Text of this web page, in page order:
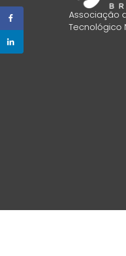
Associação
Tecnológico